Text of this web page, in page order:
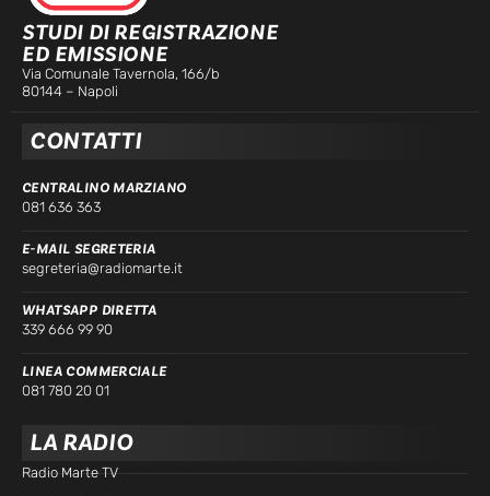
STUDI DI REGISTRAZIONE
ED EMISSIONE
Via Comunale Tavernola, 166/b
80144 – Napoli
CONTATTI
CENTRALINO MARZIANO
081 636 363
E-MAIL SEGRETERIA
segreteria@radiomarte.it
WHATSAPP DIRETTA
339 666 99 90
LINEA COMMERCIALE
081 780 20 01
LA RADIO
Radio Marte TV